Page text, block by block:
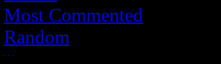
Most Commented
Random